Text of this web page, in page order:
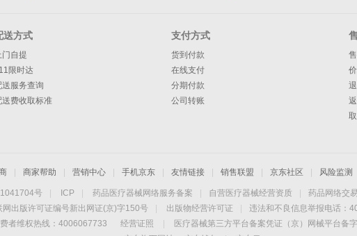
送方式
门自提
限时达
送服务查询
送费收取标准
支付方式
货到付款
在线支付
分期付款
公司转账
商家帮助 营销中心 手机京东 友情链接 销售联盟 京东社区 风险监测
号 ICP 药品医疗器械网络服务备案 自营医疗器械经营资质 药品网络交
网出版许可证编号新出网证(京)字150号
出版物经营许可证
违法和不良信息举报电话：
者维权热线：4006067733 经营证照 医疗器械第三方平台备案凭证（京）网械平台备